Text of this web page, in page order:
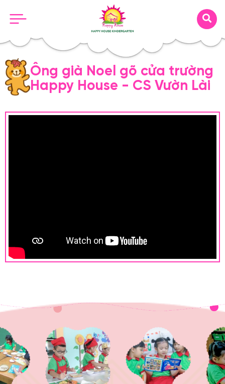
Ông già Noel gõ cửa trường
Happy House - CS Vườn Lài